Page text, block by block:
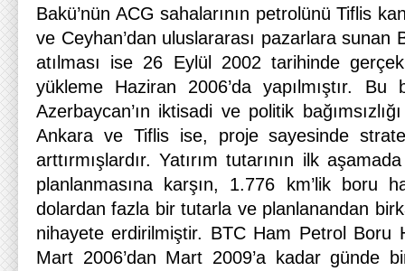
Bakü’nün ACG sahalarının petrolünü Tiflis
ve Ceyhan’dan uluslararası pazarlara sunan
atılması ise 26 Eylül 2002 tarihinde
yükleme Haziran 2006’da yapılmıştır. Bu
Azerbaycan’ın iktisadi ve politik
Ankara ve Tiflis ise, proje sayesinde
arttırmışlardır. Yatırım tutarının ilk
planlanmasına karşın, 1.776 km’lik boru
dolardan fazla bir tutarla ve planlanandan
nihayete erdirilmiştir. BTC Ham Petrol Boru
Mart 2006’dan Mart 2009’a kadar günde